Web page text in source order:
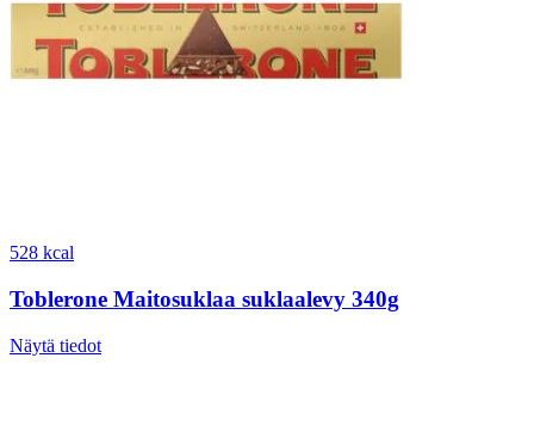
528 kcal
Toblerone Maitosuklaa suklaalevy 340g
Näytä tiedot